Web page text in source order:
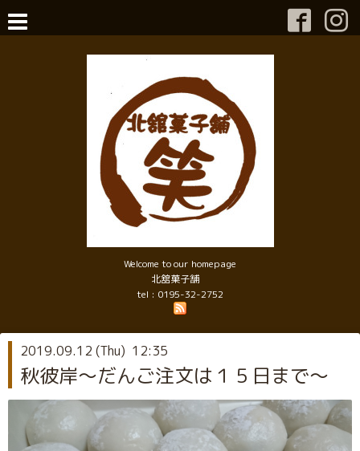
Welcome to our homepage
北舘菓子舗
tel : 0195-32-2752
2019.09.12 (Thu) 12:35
秋彼岸～だんご注文は１５日まで～